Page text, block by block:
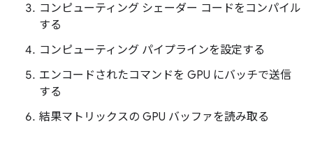
コンピューティング シェーダー コードをコンパイル
する
コンピューティング パイプラインを設定する
エンコードされたコマンドを GPU にバッチで送信
する
結果マトリックスの GPU バッファを読み取る